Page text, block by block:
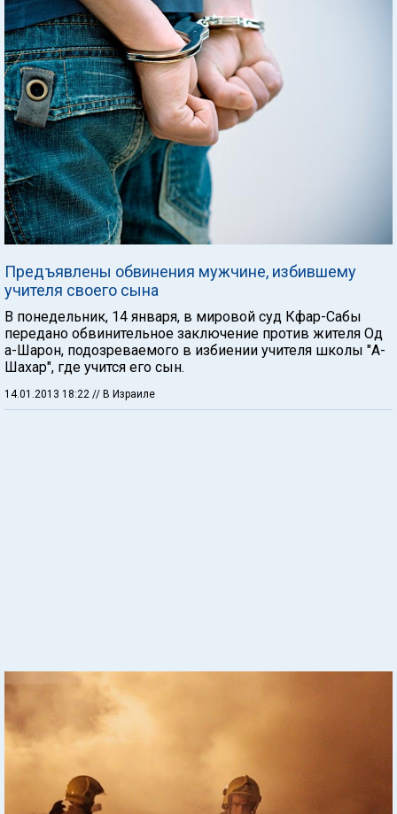
Предъявлены обвинения мужчине, избившему
учителя своего сына
В понедельник, 14 января, в мировой суд Кфар-Сабы
передано обвинительное заключение против жителя Од
а-Шарон, подозреваемого в избиении учителя школы "А-
Шахар", где учится его сын.
14.01.2013 18:22 // В Израиле